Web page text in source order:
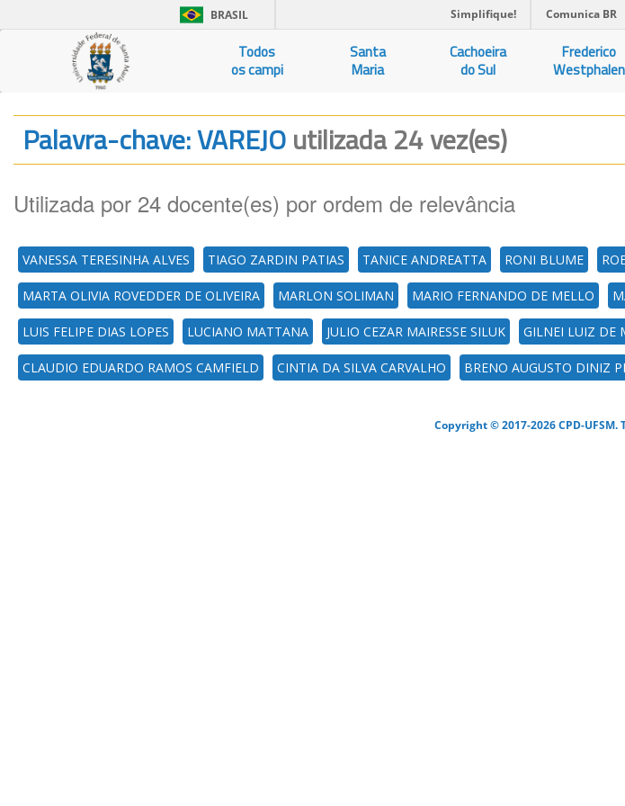
BRASIL Simplifique! Comunica BR
Todos
os campi
Santa
Maria
Cachoeira
do Sul
Frederico
Westphalen
Palavra-chave: VAREJOutilizada 24 vez(es)
Utilizada por 24 docente(es) por ordem de relevância
VANESSA TERESINHA ALVES TIAGO ZARDIN PATIAS TANICE ANDREATTA RONI BLUME
MARTA OLIVIA ROVEDDER DE OLIVEIRA MARLON SOLIMAN MARIO FERNANDO DE MELLO
LUIS FELIPE DIAS LOPES LUCIANO MATTANA JULIO CEZAR MAIRESSE SILUK GILNEI LUIZ DE
CLAUDIO EDUARDO RAMOS CAMFIELD CINTIA DA SILVA CARVALHO BRENO AUGUSTO DINIZ
Copyright © 2017-2026 CPD-